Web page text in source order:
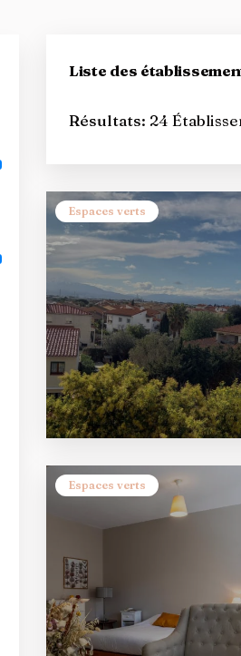
Liste des
Résultats: 24
Espaces verts
Espaces verts